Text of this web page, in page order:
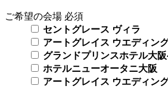
ご希望の会場 必須
セントグレース ヴィラ
アートグレイス ウエディン
グランドプリンスホテル大阪
ホテルニューオータニ大阪
アートグレイス ウエディン